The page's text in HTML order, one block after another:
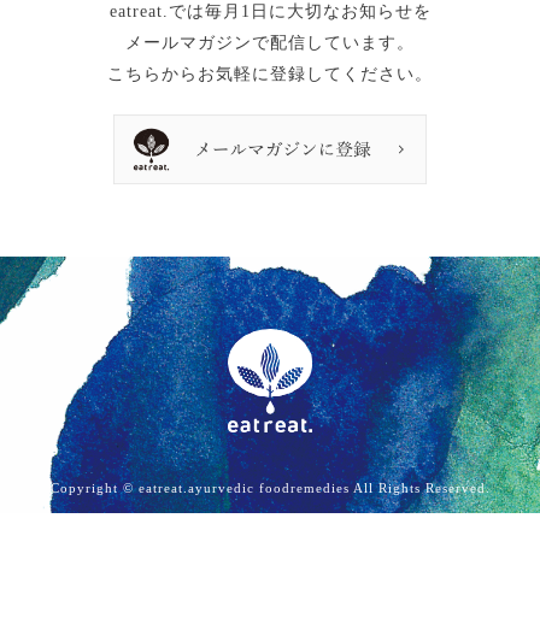
eatreat.では毎月1日に大切なお知らせを
メールマガジンで配信しています。
こちらからお気軽に登録してください。
Copyright © eatreat.ayurvedic foodremedies All Rights Reserved.